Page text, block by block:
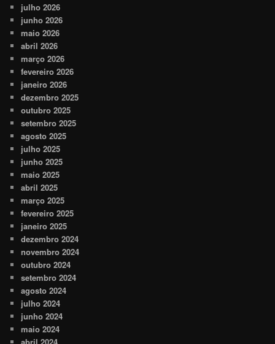
julho 2026
junho 2026
maio 2026
abril 2026
março 2026
fevereiro 2026
janeiro 2026
dezembro 2025
outubro 2025
setembro 2025
agosto 2025
julho 2025
junho 2025
maio 2025
abril 2025
março 2025
fevereiro 2025
janeiro 2025
dezembro 2024
novembro 2024
outubro 2024
setembro 2024
agosto 2024
julho 2024
junho 2024
maio 2024
abril 2024